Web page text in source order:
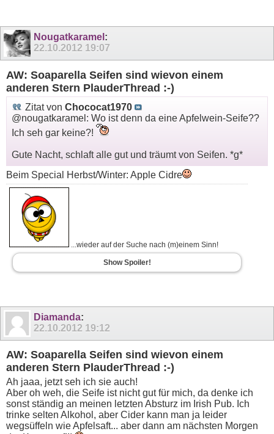
Nougatkaramel :
22.10.2012 19:07
AW: Soaparella Seifen sind wievon einem
anderen Stern PlauderThread :-)
Zitat von Chococat1970
@nougatkaramel: Wo ist denn da eine Apfelwein-Seife??
Ich seh gar keine?!
Gute Nacht, schlaft alle gut und träumt von Seifen. *g*
Beim Special Herbst/Winter: Apple Cidre
...wieder auf der Suche nach (m)einem Sinn!
Show Spoiler!
Diamanda:
22.10.2012 19:12
AW: Soaparella Seifen sind wievon einem
anderen Stern PlauderThread :-)
Ah jaaa, jetzt seh ich sie auch!
Aber oh weh, die Seife ist nicht gut für mich, da denke ich
sonst ständig an meinen letzten Absturz im Irish Pub. Ich
trinke selten Alkohol, aber Cider kann man ja leider
wegsüffeln wie Apfelsaft... aber dann am nächsten Morgen